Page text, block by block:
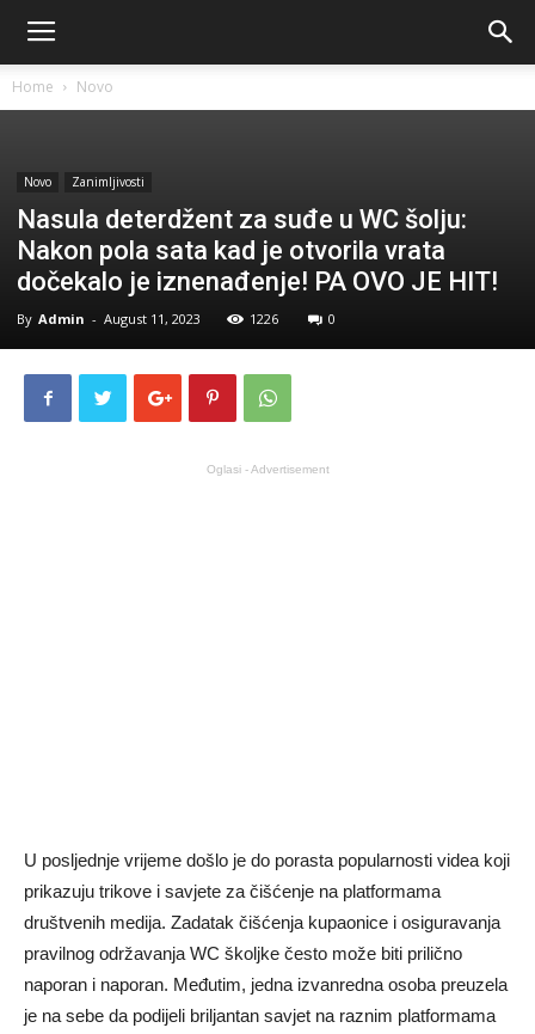
Home Novo
Novo Zanimljivosti
Nasula deterdžent za suđe u WC šolju:
Nakon pola sata kad je otvorila vrata
dočekalo je iznenađenje! PA OVO JE HIT!
By Admin - August 11, 2023 1226 0
Oglasi - Advertisement
U posljednje vrijeme došlo je do porasta popularnosti videa koji
prikazuju trikove i savjete za čišćenje na platformama
društvenih medija. Zadatak čišćenja kupaonice i osiguravanja
pravilnog održavanja WC školjke često može biti prilično
naporan i naporan. Međutim, jedna izvanredna osoba preuzela
je na sebe da podijeli briljantan savjet na raznim platformama